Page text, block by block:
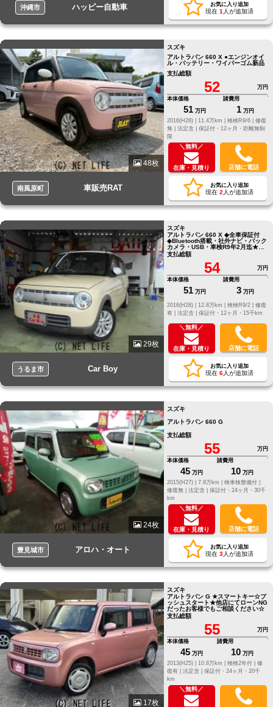
沖縄市 ハッピー自動車 お気に入り追加
現在 1 人が追加済
48枚
南風原町 車販売RAT
スズキ
アルトラパン 660 X ●エンジンオイ
ル・バッテリー・ワイパーゴム新品
支払総額
52
万円
本体価格
51 万円
諸費用
1 万円
2016(H28) |
11.4万km | 検検R9/6 | 修復
無 | 法定含 | 保証付・12ヶ月・距離無制
限
＼無料／
在庫・見積り 店舗に電話
お気に入り追加
現在 2 人が追加済
29枚
うるま市 Car Boy
スズキ
アルトラパン 660 X ◆全車保証付
◆Bluetooth搭載・社外ナビ・バック
カメラ・USB・車検R9年2月迄★本
土中古★
支払総額
54
万円
本体価格
51 万円
諸費用
3 万円
修復
有 | 法定含 | 保証付・12ヶ月・15千km
＼無料／
在庫・見積り 店舗に電話
お気に入り追加
現在 6人が追加済
24枚
豊見城市 アロハ・オート
スズキ
アルトラパン 660 G
支払総額
55
万円
本体価格
45 万円
諸費用
10 万円
2015(H27) |
7.9万km |
検車検整備付 |
修復無 | 法定含 | 保証付・24ヶ月・30千
km
＼無料／
在庫・見積り 店舗に電話
お気に入り追加
現在 3人が追加済
17枚
スズキ
アルトラパン G ★スマートキー☆プ
ッシュスタート★他店にてローンNG
だったお客様でもご相談ください☆
支払総額
55
万円
本体価格
45 万円
諸費用
10 万円
2013(H25) |
10.8万km | 検検2年付 | 修
復有 | 法定含 | 保証付・24ヶ月・20千
km
＼無料／